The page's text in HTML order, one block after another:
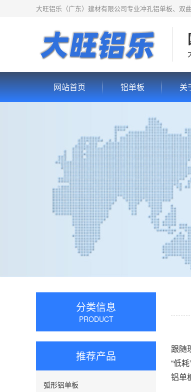
大旺铝乐（广东）建材有限公司专业冲孔铝单板、双
网站首页 铝单板 关
分类信息
PRODUCT
推荐产品
弧形铝单板
跟随
“低
铝单